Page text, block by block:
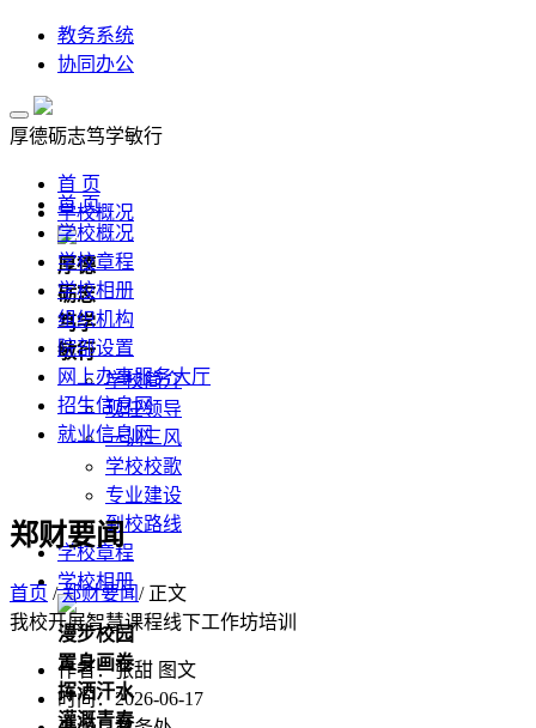
教务系统
协同办公
厚德砺志笃学敏行
首 页
学校概况
厚德
砺志
笃学
敏行
学校简介
现任领导
一训三风
学校校歌
专业建设
到校路线
学校章程
学校相册
漫步校园
置身画卷
挥洒汗水
灌溉青春
首 页
学校概况
学校章程
学校相册
组织机构
院部设置
网上办事服务大厅
招生信息网
就业信息网
郑财要闻
首页 /郑财要闻/ 正文
我校开展智慧课程线下工作坊培训
作者：张甜 图文
时间：2026-06-17